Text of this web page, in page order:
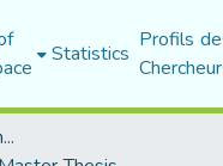
Statistics Profils
Faculty of Letters and Languages